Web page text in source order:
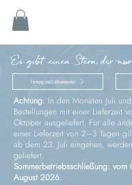
Es gibt einen Stern, der
Firmung und Erstkommunion
Achtung: In den Monaten Juli
Bestellungen mit einer Lieferzeit
Oktober ausgeliefert. Für alle
einer Lieferzeit von 2–3 Tagen
ab dem 23. Juli eingehen,
geliefert.
Sommerbetriebsschließung:
August 2026.